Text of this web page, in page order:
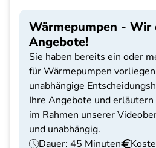
Wärmepumpen - Wir
Angebote!
Sie haben bereits ein oder
für Wärmepumpen
unabhängige
Ihre Angebote und erläutern
im Rahmen unserer
und unabhängig.
Dauer: 45 Minuten